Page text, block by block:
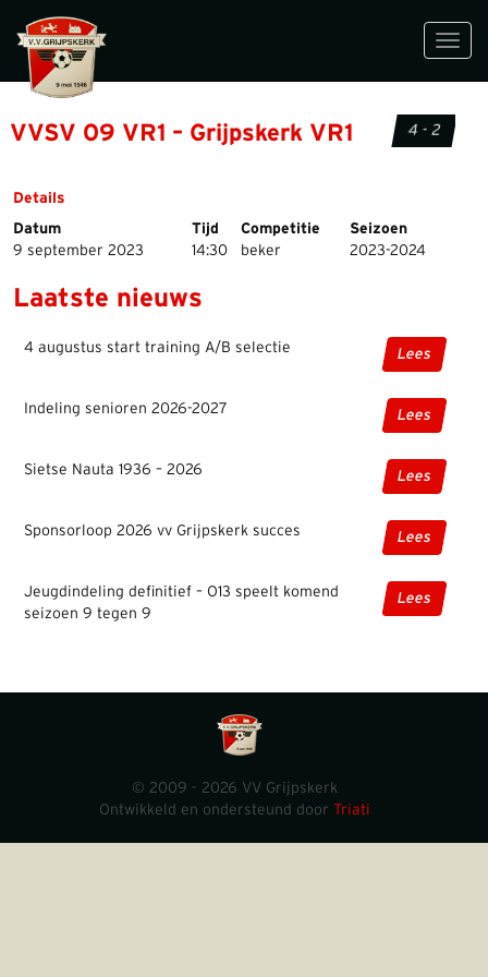
VVSV 09 VR1 – Grijpskerk VR1 4 - 2
Details
Datum
Tijd Competitie
Seizoen
9 september 2023
14:30 beker 2023-2024
Laatste nieuws
4 augustus start training A/B selectie Lees
Indeling senioren 2026-2027 Lees
Sietse Nauta 1936 – 2026 Lees
Sponsorloop 2026 vv Grijpskerk succes Lees
Jeugdindeling definitief – O13 speelt komend
seizoen 9 tegen 9
Lees
© 2009 - 2026 VV Grijpskerk
Ontwikkeld en ondersteund door Triati